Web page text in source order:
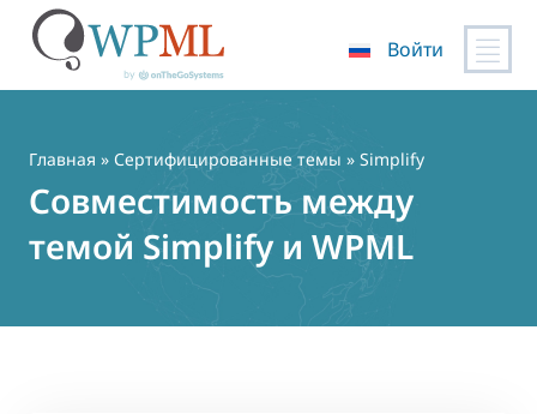
содержимому
Войти
Главная » Сертифицированные темы » Simplify
Совместимость между
темой Simplify и WPML